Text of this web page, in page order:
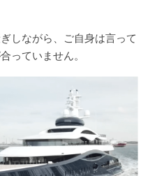
しながら、ご自身は言って
っていません。